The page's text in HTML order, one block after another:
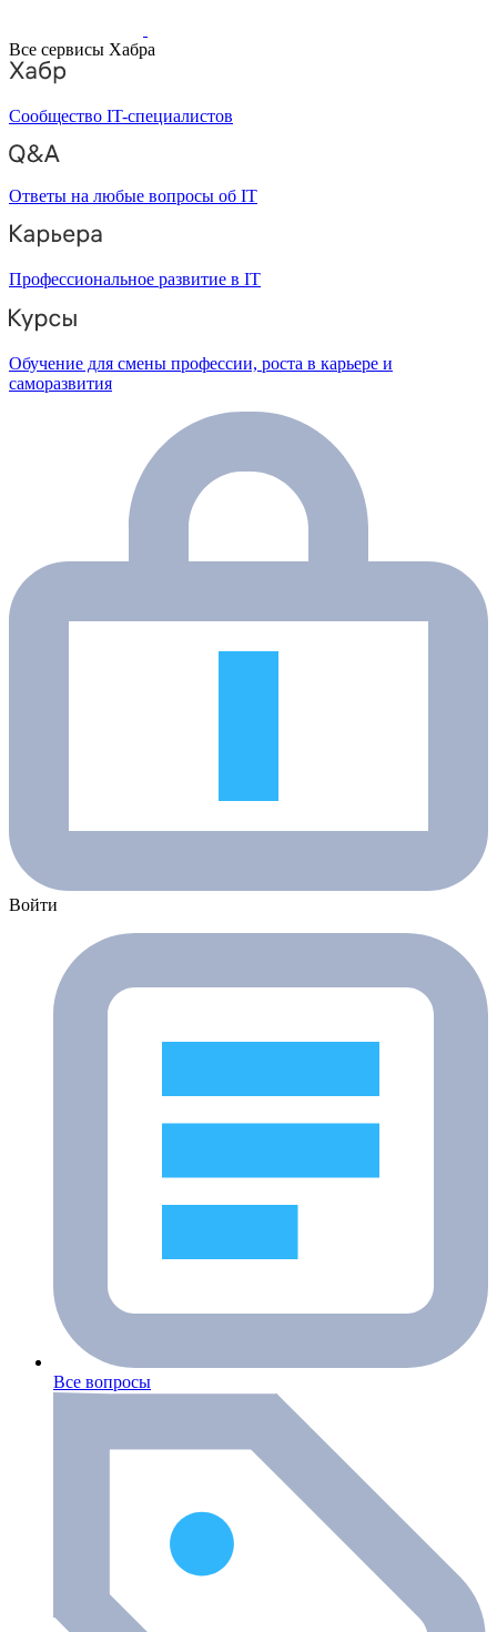
Все сервисы Хабра
Сообщество IT-специалистов
Ответы на любые вопросы об IT
Профессиональное развитие в IT
Обучение для смены профессии, роста в карьере и
саморазвития
Войти
Все вопросы